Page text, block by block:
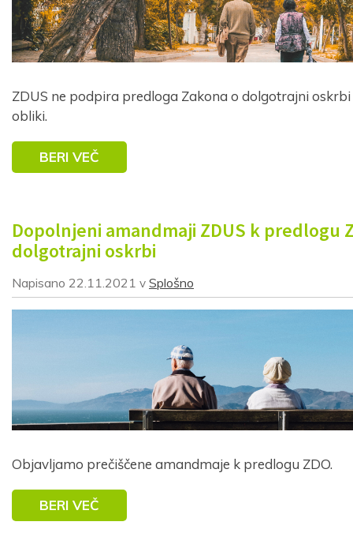
ZDUS ne podpira predloga Zakona o dolgotrajni
obliki.
BERI VEČ
Dopolnjeni amandmaji ZDUS k predlogu
dolgotrajni oskrbi
Napisano 22.11.2021 v Splošno
Objavljamo prečiščene amandmaje k predlogu ZDO.
BERI VEČ